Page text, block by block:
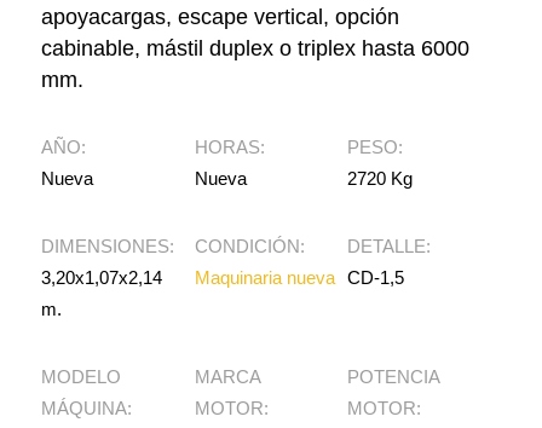
apoyacargas, escape vertical, opción
cabinable, mástil duplex o triplex hasta 6000
mm.
AÑO:
Nueva
HORAS:
Nueva
PESO:
2720 Kg
DIMENSIONES:
3,20x1,07x2,14
m.
CONDICIÓN:
Maquinaria nueva
DETALLE:
CD-1,5
MODELO
MÁQUINA:
MARCA
MOTOR:
POTENCIA
MOTOR: